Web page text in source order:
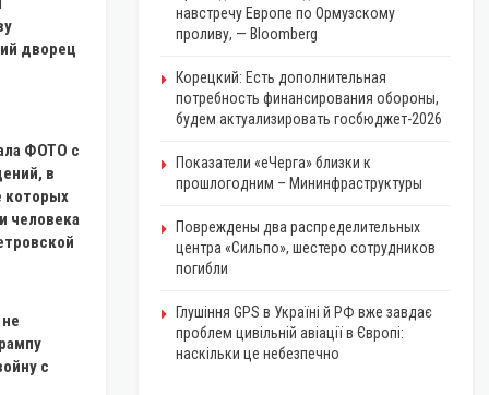
дворец
ФОТО с
в
которых
человека
с
навстречу Европе по Ормузскому
проливу, — Bloomberg
Корецкий: Есть дополнительная
потребность финансирования обороны,
будем актуализировать госбюджет-2026
Показатели «еЧерга» близки к
прошлогодним – Мининфраструктуры
Повреждены два распределительных
центра «Сильпо», шестеро сотрудников
погибли
Глушіння GPS в Україні й РФ вже завдає
проблем цивільній авіації в Європі:
наскільки це небезпечно